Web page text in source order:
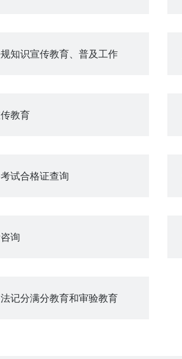
知识宣传教育、普及工作
教育
试合格证查询
询
记分满分教育和审验教育